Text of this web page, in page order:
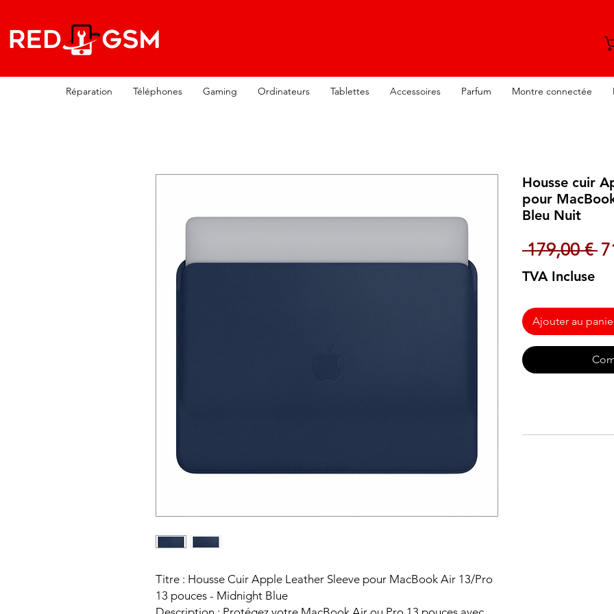
Réparation Téléphones Gaming Ordinateurs Tablettes Accessoires Parfum Montre connectée
Titre : Housse Cuir Apple Leather Sleeve pour MacBook Air 13/Pro
13 pouces - Midnight Blue
Housse cuir
pour
Bleu Nuit
179,00 €
TVA Incluse
Ajouter au